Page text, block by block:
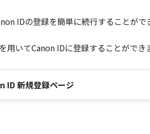
IDの登録を簡単に続行することがで
いてCanon IDに登録することができ
ID 新規登録ページ